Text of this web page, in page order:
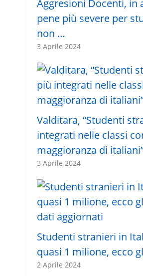
Aggresioni Docenti, in
pene più severe per
non …
3 Aprile 2024
Valditara, “Studenti
integrati nelle classi
maggioranza di
3 Aprile 2024
Studenti stranieri in
quasi 1 milione, ecco
2 Aprile 2024